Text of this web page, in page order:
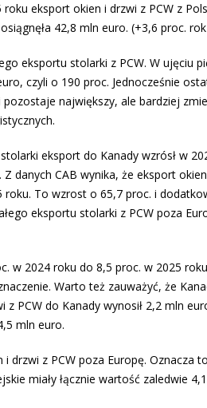
eksport okien i drzwi z PCW z
42,8 mln euro. (+3,6 proc.
eksportu stolarki z PCW. W ujęciu
czyli o 190 proc. Jednocześnie
największy, ale bardziej
eksport do Kanady wzrósł w
danych CAB wynika, że eksport
roku. To wzrost o 65,7 proc. i
eksportu stolarki z PCW poza
w 2024 roku do 8,5 proc. w 2025
Warto też zauważyć, że
PCW do Kanady wynosił 2,2 mln
mln euro.
drzwi z PCW poza Europę. Oznacza
miały łącznie wartość zaledwie